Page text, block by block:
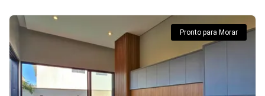
Pronto para Morar